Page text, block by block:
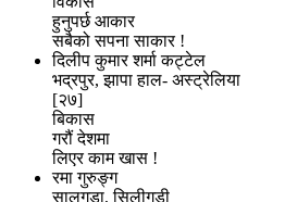
हुनुपर्छ आकार
सबैको सपना साकार !
दिलीप कुमार शर्मा कट्टेल
भद्रपुर, झापा हाल- अस्ट्रेलिया
[२७]
बिकास
गरौं देशमा
लिएर काम खास !
रमा गुरुङ्ग
सालुगडा, सिलीगुडी